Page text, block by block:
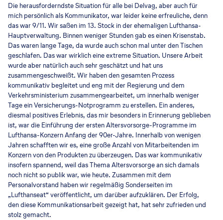
Die herausforderndste Situation für alle bei Delvag, aber auch für
mich persönlich als Kommunikator, war leider keine erfreuliche, denn
das war 9/11. Wir saßen im 13. Stock in der ehemaligen Lufthansa-
Hauptverwaltung. Binnen weniger Stunden gab es einen Krisenstab.
Das waren lange Tage, da wurde auch schon mal unter den Tischen
geschlafen. Das war wirklich eine extreme Situation. Unsere Arbeit
wurde aber natürlich auch sehr geschätzt und hat uns
zusammengeschweißt. Wir haben den gesamten Prozess
kommunikativ begleitet und eng mit der Regierung und dem
Verkehrsministerium zusammengearbeitet, um innerhalb weniger
Tage ein Versicherungs-Notprogramm zu erstellen. Ein anderes,
diesmal positives Erlebnis, das mir besonders in Erinnerung geblieben
ist, war die Einführung der ersten Altersvorsorge-Programme im
Lufthansa-Konzern Anfang der 90er-Jahre. Innerhalb von wenigen
Jahren schafften wir es, eine große Anzahl von Mitarbeitenden im
Konzern von den Produkten zu überzeugen. Das war kommunikativ
insofern spannend, weil das Thema Altersvorsorge an sich damals
noch nicht so publik war, wie heute. Zusammen mit dem
Personalvorstand haben wir regelmäßig Sonderseiten im
„Lufthanseat“ veröffentlicht, um darüber aufzuklären. Der Erfolg,
den diese Kommunikationsarbeit gezeigt hat, hat sehr zufrieden und
stolz gemacht.